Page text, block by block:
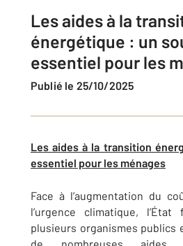
Les aides à la
énergétique : un
essentiel pour les
Publié le 25/10/2025
Les aides à la transition
essentiel pour les ménages
Face à l’augmentation du
l’urgence climatique,
plusieurs organismes publics